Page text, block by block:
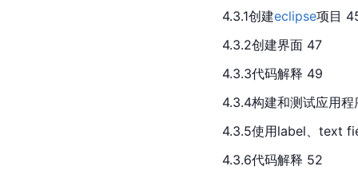
4.3.1创建eclipse项目
4.3.2创建界面 47
4.3.3代码解释 49
4.3.4构建和测试应用
4.3.5使用label、text
4.3.6代码解释 52